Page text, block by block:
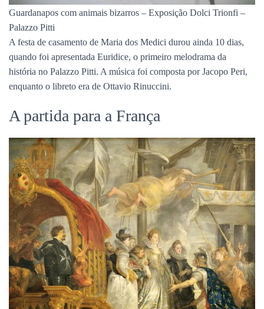
Guardanapos com animais bizarros – Exposição Dolci Trionfi –
Palazzo Pitti
A festa de casamento de Maria dos Medici durou ainda 10 dias,
quando foi apresentada Euridice, o primeiro melodrama da
história no Palazzo Pitti. A música foi composta por Jacopo Peri,
enquanto o libreto era de Ottavio Rinuccini.
A partida para a França